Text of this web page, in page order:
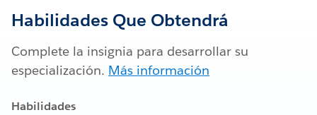
Habilidades Que Obtendrá
Complete la insignia para desarrollar su
especialización. Más información
Habilidades